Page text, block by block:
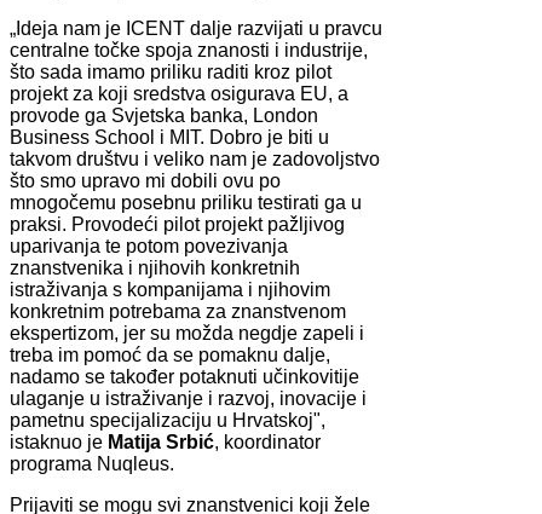
„Ideja nam je ICENT dalje razvijati u pravcu
centralne točke spoja znanosti i industrije,
što sada imamo priliku raditi kroz pilot
projekt za koji sredstva osigurava EU, a
provode ga Svjetska banka, London
Business School i MIT. Dobro je biti u
takvom društvu i veliko nam je zadovoljstvo
što smo upravo mi dobili ovu po
mnogočemu posebnu priliku testirati ga u
praksi. Provodeći pilot projekt pažljivog
uparivanja te potom povezivanja
znanstvenika i njihovih konkretnih
istraživanja s kompanijama i njihovim
konkretnim potrebama za znanstvenom
ekspertizom, jer su možda negdje zapeli i
treba im pomoć da se pomaknu dalje,
nadamo se također potaknuti učinkovitije
ulaganje u istraživanje i razvoj, inovacije i
pametnu specijalizaciju u Hrvatskoj",
istaknuo je Matija Srbić, koordinator
programa Nuqleus.
Prijaviti se mogu svi znanstvenici koji žele